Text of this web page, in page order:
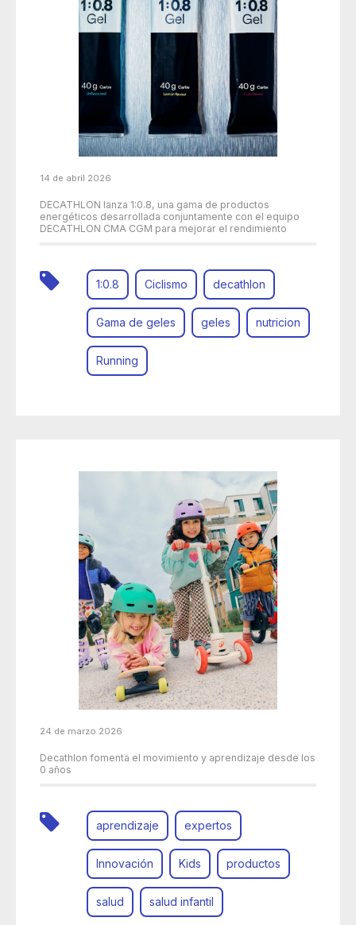
14 de abril 2026
DECATHLON lanza 1:0.8, una gama de productos
energéticos desarrollada conjuntamente con el equipo
DECATHLON CMA CGM para mejorar el rendimiento
1:0.8 Ciclismo decathlon
Gama de geles geles nutricion
Running
24 de marzo 2026
Decathlon fomenta el movimiento y aprendizaje desde los
0 años
aprendizaje expertos
Innovación Kids productos
salud salud infantil